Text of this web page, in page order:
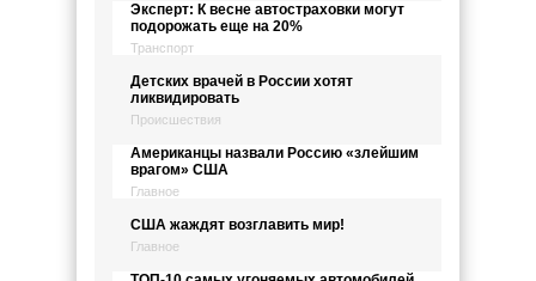
Эксперт: К весне автостраховки могут
подорожать еще на 20%
Транспорт
Детских врачей в России хотят
ликвидировать
Происшествия
Американцы назвали Россию «злейшим
врагом» США
Главное
США жаждят возглавить мир!
Главное